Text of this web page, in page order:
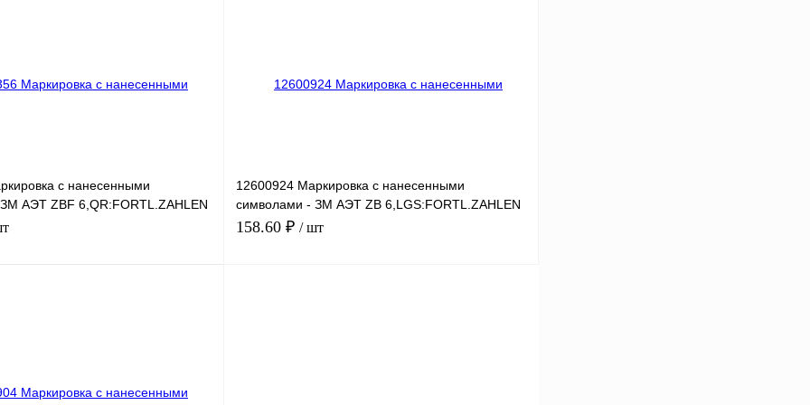
с нанесенными
АЭТ ZBF 6,QR:FORTL.ZAHLEN
12600924 Маркировка с нанесенными
символами - ЗМ АЭТ ZB 6,LGS:FORTL.ZAHLEN
291-300
158.60 ₽ / шт